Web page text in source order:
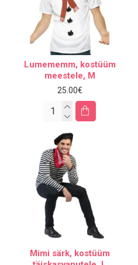
Lumememm, kostüüm
meestele, M
25.00€
Mimi särk, kostüüm